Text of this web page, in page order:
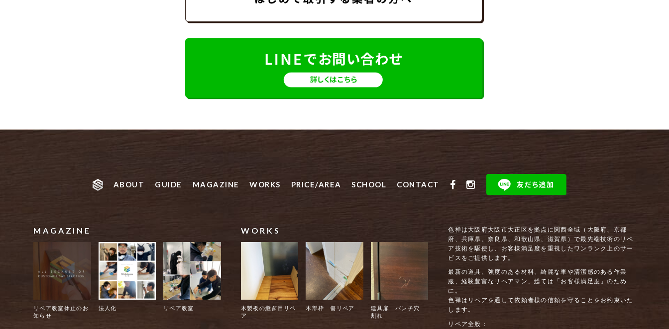
ABOUT GUIDE MAGAZINE WORKS PRICE/AREA SCHOOL CONTACT
MAGAZINE
リペア教室休止のお
知らせ
法人化 リペア教室
WORKS
木製板の継ぎ目リペ
ア
木部枠 傷リペア
建具扉 パンチ穴
割れ
色禅は大阪府大阪市大正区を拠点に関西全域（大阪府、京都
府、兵庫県、奈良県、和歌山県、滋賀県）で最先端技術のリペ
ア技術を駆使し、お客様満足度を重視したワンランク上のサー
ビスをご提供します。
最新の道具、強度のある材料、綺麗な車や清潔感のある作業
服、経験豊富なリペアマン、総ては「お客様満足度」のため
に。
色禅はリペアを通して依頼者様の信頼を守ることをお約束いた
します。
リペア全般：